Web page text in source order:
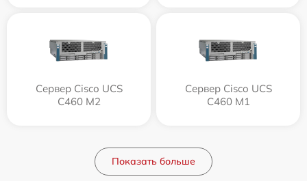
Сервер Cisco UCS
C460 M2
Сервер Cisco UCS
C460 M1
Показать больше